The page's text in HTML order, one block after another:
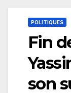
POLITIQUES
Fin
son